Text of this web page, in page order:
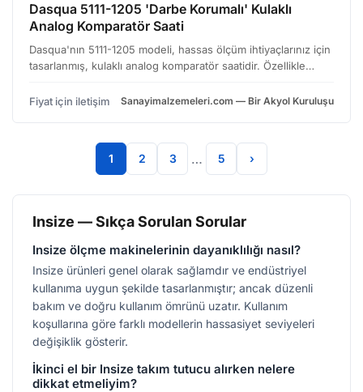
Dasqua 5111-1205 'Darbe Korumalı' Kulaklı
Analog Komparatör Saati
Dasqua'nın 5111-1205 modeli, hassas ölçüm ihtiyaçlarınız için
tasarlanmış, kulaklı analog komparatör saatidir. Özellikle
imalatında sıklıkla tercih edilen bu…
Fiyat için iletişim Sanayimalzemeleri.com — Bir Akyol Kuruluşu
1 2 3 … 5 ›
Insize — Sıkça Sorulan Sorular
Insize ölçme makinelerinin dayanıklılığı nasıl?
Insize ürünleri genel olarak sağlamdır ve endüstriyel
kullanıma uygun şekilde tasarlanmıştır; ancak düzenli
bakım ve doğru kullanım ömrünü uzatır. Kullanım
koşullarına göre farklı modellerin hassasiyet seviyeleri
değişiklik gösterir.
İkinci el bir Insize takım tutucu alırken nelere
dikkat etmeliyim?